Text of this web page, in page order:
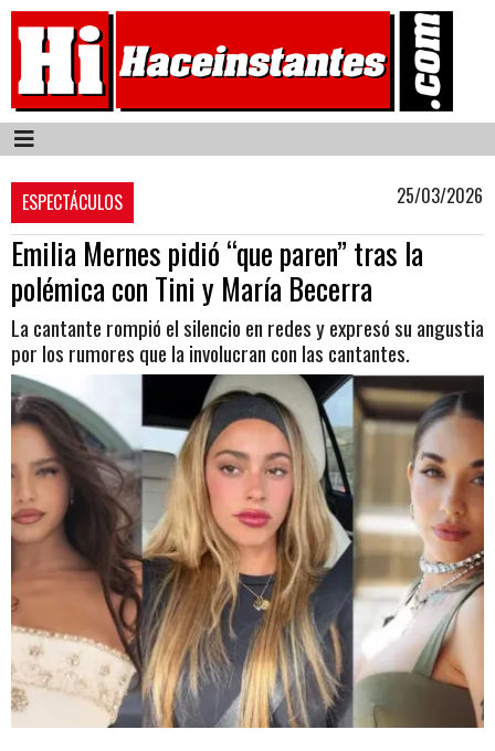
ESPECTÁCULOS 25/03/2026
Emilia Mernes pidió “que paren” tras la
polémica con Tini y María Becerra
La cantante rompió el silencio en redes y expresó su angustia
por los rumores que la involucran con las cantantes.